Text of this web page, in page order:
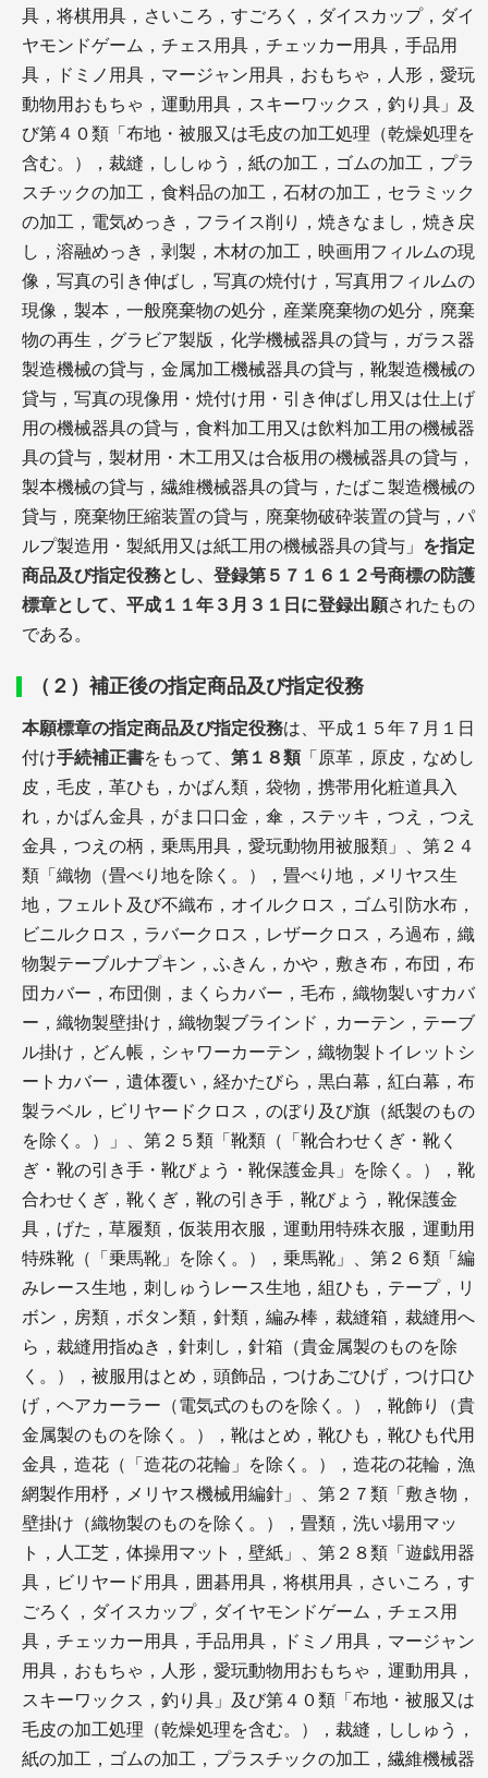
具，将棋用具，さいころ，すごろく，ダイスカップ，ダイ
ヤモンドゲーム，チェス用具，チェッカー用具，手品用
具，ドミノ用具，マージャン用具，おもちゃ，人形，愛玩
動物用おもちゃ，運動用具，スキーワックス，釣り具」及
び第４０類「布地・被服又は毛皮の加工処理（乾燥処理を
含む。），裁縫，ししゅう，紙の加工，ゴムの加工，プラ
スチックの加工，食料品の加工，石材の加工，セラミック
の加工，電気めっき，フライス削り，焼きなまし，焼き戻
し，溶融めっき，剥製，木材の加工，映画用フィルムの現
像，写真の引き伸ばし，写真の焼付け，写真用フィルムの
現像，製本，一般廃棄物の処分，産業廃棄物の処分，廃棄
物の再生，グラビア製版，化学機械器具の貸与，ガラス器
製造機械の貸与，金属加工機械器具の貸与，靴製造機械の
貸与，写真の現像用・焼付け用・引き伸ばし用又は仕上げ
用の機械器具の貸与，食料加工用又は飲料加工用の機械器
具の貸与，製材用・木工用又は合板用の機械器具の貸与，
製本機械の貸与，繊維機械器具の貸与，たばこ製造機械の
貸与，廃棄物圧縮装置の貸与，廃棄物破砕装置の貸与，パ
ルプ製造用・製紙用又は紙工用の機械器具の貸与」 を指定
商品及び指定役務とし、登録第５７１６１２号商標の防護
標章として、平成１１年３月３１日に登録出願されたもの
である。
（２）補正後の指定商品及び指定役務
本願標章の指定商品及び指定役務は、平成１５年７月１日
付け手続補正書をもって、 第１８類 「原革，原皮，なめし
皮，毛皮，革ひも，かばん類，袋物，携帯用化粧道具入
れ，かばん金具，がま口口金，傘，ステッキ，つえ，つえ
金具，つえの柄，乗馬用具，愛玩動物用被服類」、第２４
類「織物（畳べり地を除く。），畳べり地，メリヤス生
地，フェルト及び不織布，オイルクロス，ゴム引防水布，
ビニルクロス，ラバークロス，レザークロス，ろ過布，織
物製テーブルナプキン，ふきん，かや，敷き布，布団，布
団カバー，布団側，まくらカバー，毛布，織物製いすカバ
ー，織物製壁掛け，織物製ブラインド，カーテン，テーブ
ル掛け，どん帳，シャワーカーテン，織物製トイレットシ
ートカバー，遺体覆い，経かたびら，黒白幕，紅白幕，布
製ラベル，ビリヤードクロス，のぼり及び旗（紙製のもの
を除く。）」、第２５類「靴類（「靴合わせくぎ・靴く
ぎ・靴の引き手・靴びょう・靴保護金具」を除く。），靴
合わせくぎ，靴くぎ，靴の引き手，靴びょう，靴保護金
具，げた，草履類，仮装用衣服，運動用特殊衣服，運動用
特殊靴（「乗馬靴」を除く。），乗馬靴」、第２６類「編
みレース生地，刺しゅうレース生地，組ひも，テープ，リ
ボン，房類，ボタン類，針類，編み棒，裁縫箱，裁縫用へ
ら，裁縫用指ぬき，針刺し，針箱（貴金属製のものを除
く。），被服用はとめ，頭飾品，つけあごひげ，つけ口ひ
げ，ヘアカーラー（電気式のものを除く。），靴飾り（貴
金属製のものを除く。），靴はとめ，靴ひも，靴ひも代用
金具，造花（「造花の花輪」を除く。），造花の花輪，漁
網製作用杼，メリヤス機械用編針」、第２７類「敷き物，
壁掛け（織物製のものを除く。），畳類，洗い場用マッ
ト，人工芝，体操用マット，壁紙」、第２８類「遊戯用器
具，ビリヤード用具，囲碁用具，将棋用具，さいころ，す
ごろく，ダイスカップ，ダイヤモンドゲーム，チェス用
具，チェッカー用具，手品用具，ドミノ用具，マージャン
用具，おもちゃ，人形，愛玩動物用おもちゃ，運動用具，
スキーワックス，釣り具」及び第４０類「布地・被服又は
毛皮の加工処理（乾燥処理を含む。），裁縫，ししゅう，
紙の加工，ゴムの加工，プラスチックの加工，繊維機械器